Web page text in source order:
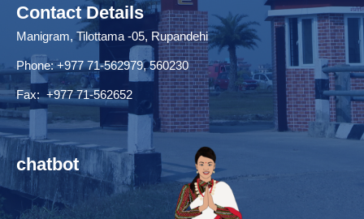
Contact Details
Manigram, Tilottama -05, Rupandehi
Phone: +977 71-562979, 560230
Fax: +977 71-562652
chatbot